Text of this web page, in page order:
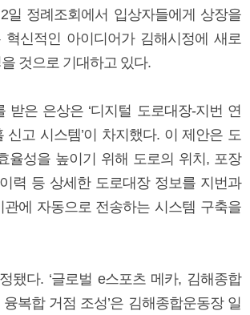
일 정례조회에서 입상자들에게 상장을
혁신적인 아이디어가 김해시정에 새로
것으로 기대하고 있다.
받은 은상은 ‘디지털 도로대장-지번 연
신고 시스템’이 차지했다. 이 제안은 도
율성을 높이기 위해 도로의 위치, 포장
력 등 상세한 도로대장 정보를 지번과
에 자동으로 전송하는 시스템 구축을
됐다. ‘글로벌 e스포츠 메카, 김해종합
복합 거점 조성’은 김해종합운동장 일